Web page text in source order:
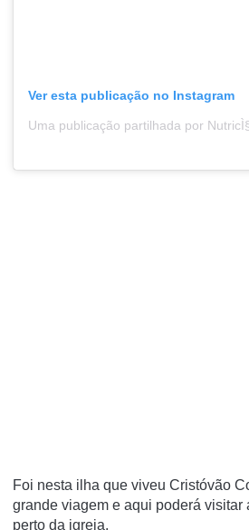
Ver esta publicação no Instagram
Foi nesta ilha que viveu Cristóvão
grande viagem e aqui poderá visitar
perto da igreja.